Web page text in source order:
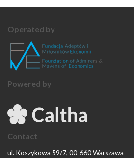
Operated by
Powered by
Contact
ul. Koszykowa 59/7, 00-660 Warszawa